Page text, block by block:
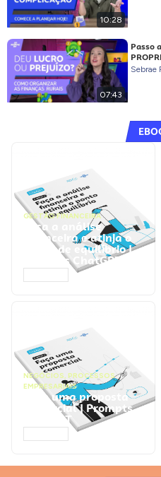
10:28
07:43
Passo
Sebrae
GESTÃO FINANCEIRA
Faça a análise
financeira e atinja o
ponto de equilíbrio |
Prompts ChatGPT
NEGÓCIOS, PROCESSOS
EMPRESARIAIS
Faça uma proposta
comercial | Prompts
ChatGPT